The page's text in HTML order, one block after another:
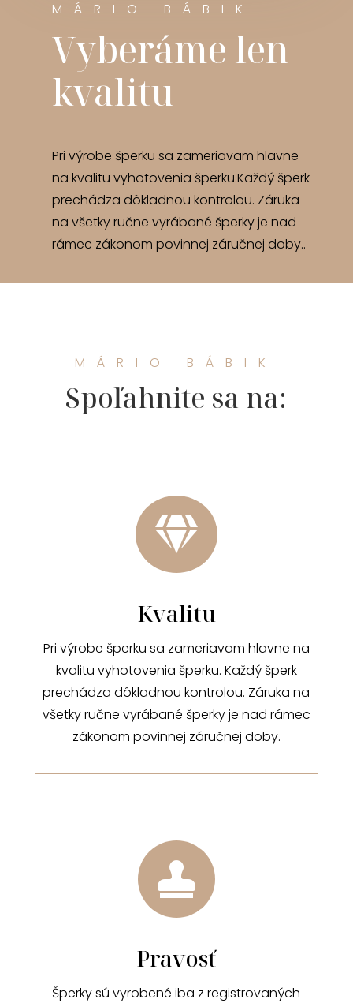
MÁRIO BÁBIK
Vyberáme len
kvalitu
Pri výrobe šperku sa zameriavam hlavne
na kvalitu vyhotovenia šperku.Každý šperk
prechádza dôkladnou kontrolou. Záruka
na všetky ručne vyrábané šperky je nad
rámec zákonom povinnej záručnej doby..
MÁRIO BÁBIK
Spoľahnite sa na:

Kvalitu
Pri výrobe šperku sa zameriavam hlavne na
kvalitu vyhotovenia šperku. Každý šperk
prechádza dôkladnou kontrolou. Záruka na
všetky ručne vyrábané šperky je nad rámec
zákonom povinnej záručnej doby.

Pravosť
Šperky sú vyrobené iba z registrovaných